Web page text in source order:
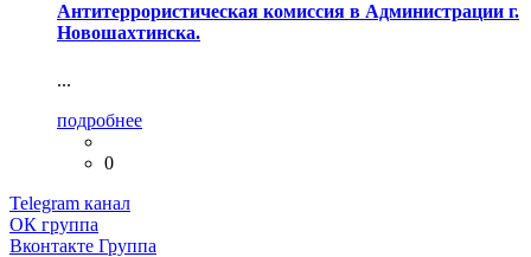
Антитеррористическая комиссия в Администрации г.
Новошахтинска.
...
подробнее
0
Telegram канал
ОК группа
Вконтакте Группа